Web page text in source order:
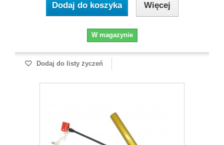
Dodaj do koszyka Więcej
W magazynie
Dodaj do listy życzeń